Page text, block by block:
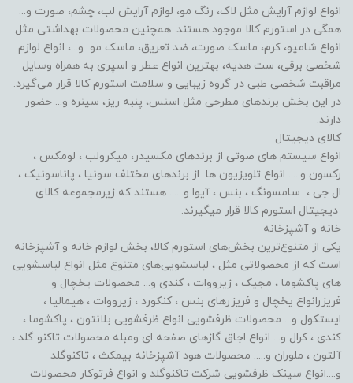
انواع لوازم آرایش مثل لاک، رنگ مو، لوازم آرایش لب، چشم، صورت و...
همگی در استورم کالا موجود هستند. همچنین محصولات بهداشتی مثل
انواع شامپو، کرم، ماسک صورت، ضد تعریق، ماسک مو و...، انواع لوازم
شخصی برقی، ست هدیه، بهترین انواع عطر و اسپری به همراه وسایل
مراقبت شخصی طبی در گروه زیبایی و سلامت استورم کالا قرار می‌گیرد.
در این بخش برندهای مطرحی مثل اسنس، پنبه ریز، سینره و... حضور
دارند.
کالای دیجیتال
انواع سیستم های صوتی از برندهای مکسیدر، میکرولب ، لومکس ،
رکسون و..... انواع تلویزیون ها از برندهای مختلف سونیا ، پاناسونیک ،
ال جی ، سامسونگ ، بنس ، آیوا و...... هستند که زیرمجموعه کالای
دیجیتال استورم کالا قرار میگیرند.
خانه و آشپزخانه
یکی از متنوع‌ترین بخش‌های استورم کالا، بخش لوازم خانه و آشپزخانه
است که از محصولاتی مثل ، لباسشویی‌های متنوع مثل انواع لباسشویی
های پاکشوما ، مجیک ، زیرووات ، کندی و... محصولات یخچال و
فریزرانواع یخچال و فریزرهای بنس ، کنکورد ، زیرووات ، هیمالیا ،
ایستکول و... محصولات ظرفشویی انواع ظرفشویی بلانتون ، پاکشوما ،
کندی ، کرال و... انواع اجاق گازهای صفحه ای ومبله محصولات تاکنو گلد ،
آلتون ، ملوران و..... محصولات هود آشپزخانه بیمکث ، تاکنوگلد
و....انواع سینک ظرفشویی شرکت تاکنوگلد و انواع فرتوکار محصولات